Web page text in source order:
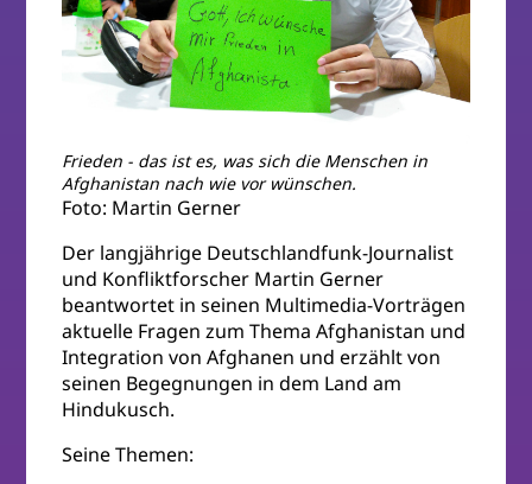
Frieden - das ist es, was sich die Menschen in
Afghanistan nach wie vor wünschen.
Foto: Martin Gerner
Der langjährige Deutschlandfunk-Journalist
und Konfliktforscher Martin Gerner
beantwortet in seinen Multimedia-Vorträgen
aktuelle Fragen zum Thema Afghanistan und
Integration von Afghanen und erzählt von
seinen Begegnungen in dem Land am
Hindukusch.
Seine Themen: